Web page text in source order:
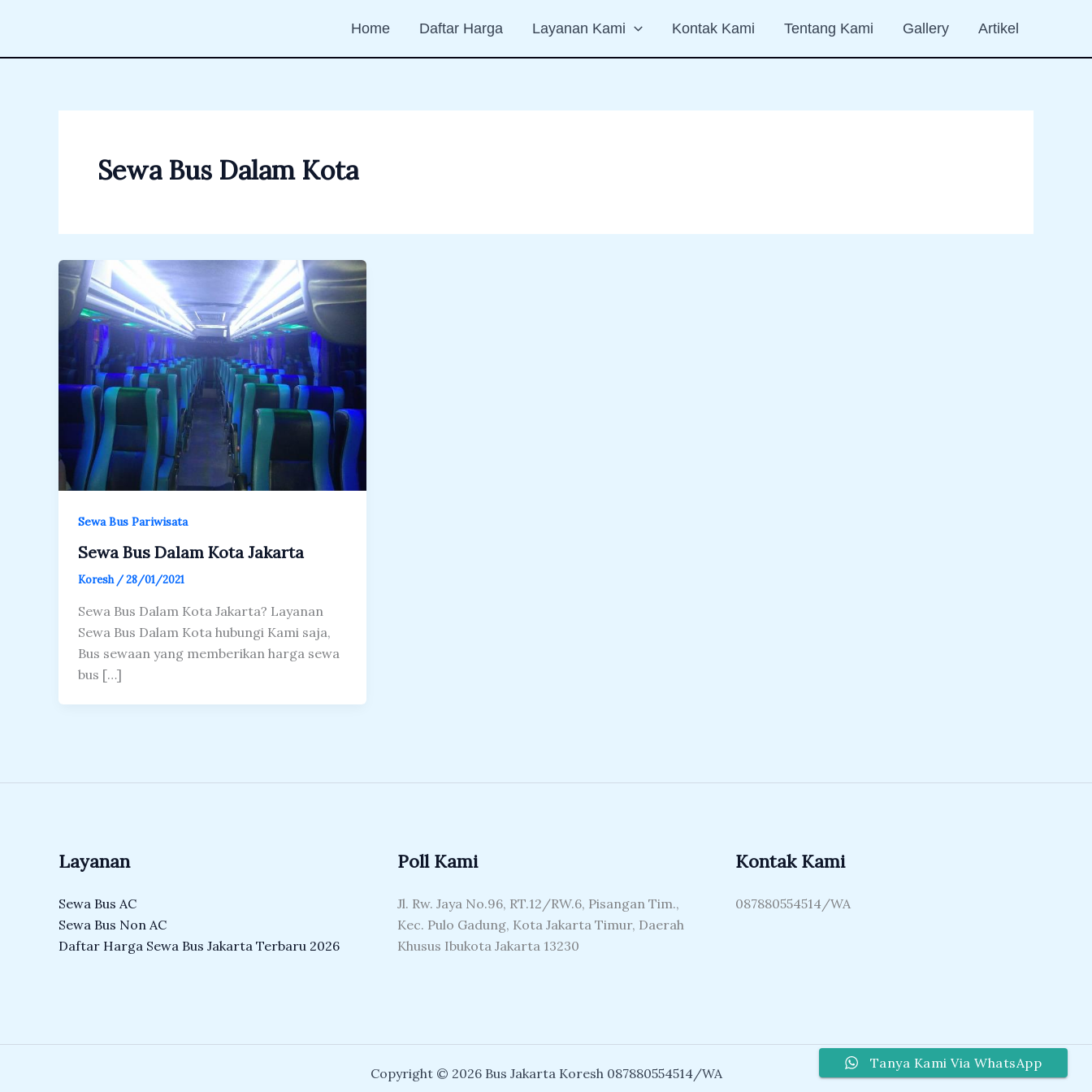
Home Daftar Harga Layanan Kami Kontak Kami Tentang Kami Gallery Artikel
Sewa Bus Dalam Kota
Sewa Bus Pariwisata
Sewa Bus Dalam Kota Jakarta
Koresh /28/01/2021
Sewa Bus Dalam Kota Jakarta? Layanan
Sewa Bus Dalam Kota hubungi Kami saja,
Bus sewaan yang memberikan harga sewa
bus […]
Layanan
Sewa Bus AC
Sewa Bus Non AC
Daftar Harga Sewa Bus Jakarta Terbaru 2026
Poll Kami
Jl. Rw. Jaya No.96, RT.12/RW.6, Pisangan Tim.,
Kec. Pulo Gadung, Kota Jakarta Timur, Daerah
Khusus Ibukota Jakarta 13230
Kontak Kami
087880554514/WA
Copyright © 2026 Bus Jakarta Koresh 087880554514/WA
Tanya Kami Via WhatsApp